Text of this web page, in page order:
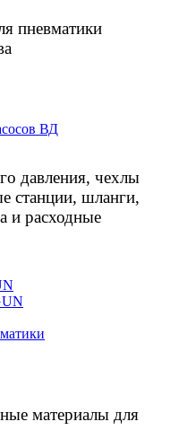
пневматики
ВД
давления, чехлы
станции, шланги,
и расходные
материалы для